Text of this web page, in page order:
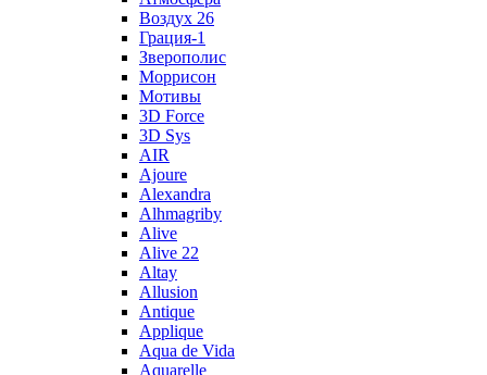
Воздух 26
Грация-1
Зверополис
Моррисон
Мотивы
3D Force
3D Sys
AIR
Ajoure
Alexandra
Alhmagriby
Alive
Alive 22
Altay
Allusion
Antique
Applique
Aqua de Vida
Aquarelle